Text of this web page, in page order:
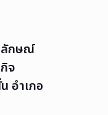
ลักษณ์
จ
อำเภอ